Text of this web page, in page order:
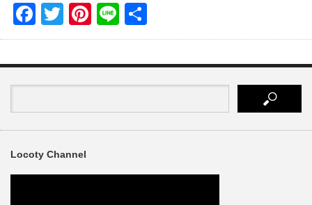
Facebook
TwitterPinterest
Line
有
Locoty Channel